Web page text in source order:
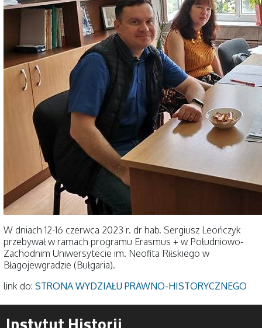
W dniach 12-16 czerwca 2023 r. dr hab. Sergiusz Leończyk
przebywał w ramach programu Erasmus + w Południowo-
Zachodnim Uniwersytecie im. Neofita Riłskiego w
Błagojewgradzie (Bułgaria).
link do: STRONA WYDZIAŁU PRAWNO-HISTORYCZNEGO